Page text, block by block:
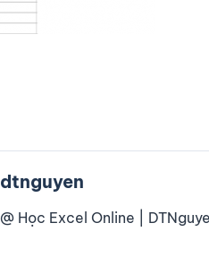
dtnguyen
@ Học Excel Online |